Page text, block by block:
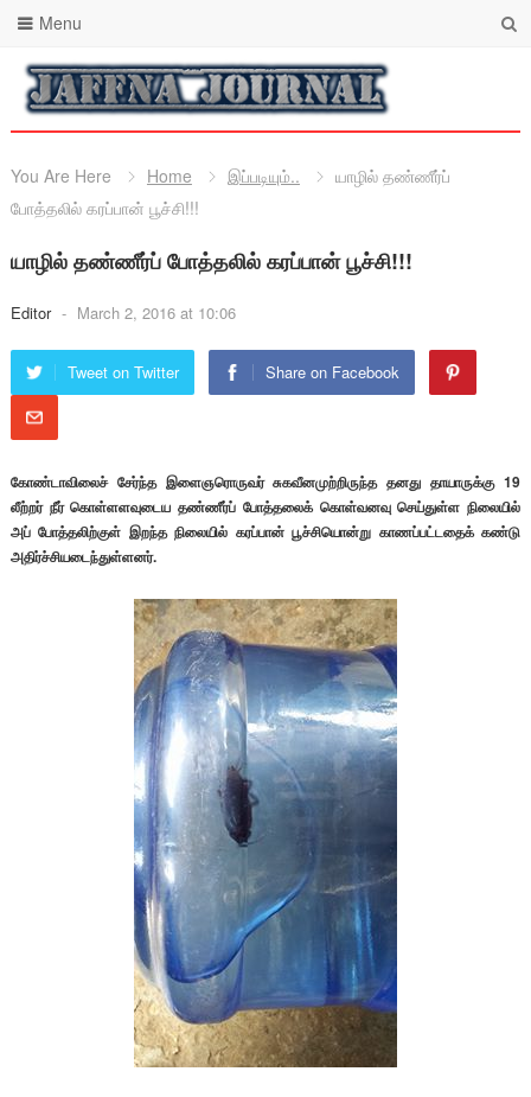
Menu
You Are Here Home இப்படியும்..
யாழில் தண்ணீர்ப்
போத்தலில் கரப்பான் பூச்சி!!!
யாழில் தண்ணீர்ப் போத்தலில் கரப்பான் பூச்சி!!!
Editor - March 2, 2016 at 10:06
Tweet on Twitter Share on Facebook
கோண்டாவிலைச் சேர்ந்த இளைஞரொருவர் சுகவீனமுற்றிருந்த தனது தாயாருக்கு 19
லீற்றர் நீர் கொள்ளளவுடைய தண்ணீர்ப் போத்தலைக் கொள்வனவு செய்துள்ள நிலையில்
அப் போத்தலிற்குள் இறந்த நிலையில் கரப்பான் பூச்சியொன்று காணப்பட்டதைக் கண்டு
அதிர்ச்சியடைந்துள்ளனர்.